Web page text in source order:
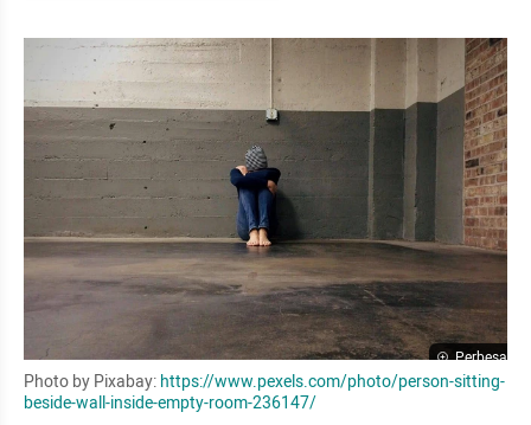
Perbesar
Photo by Pixabay: https://www.pexels.com/photo/person-sitting-
beside-wall-inside-empty-room-236147/